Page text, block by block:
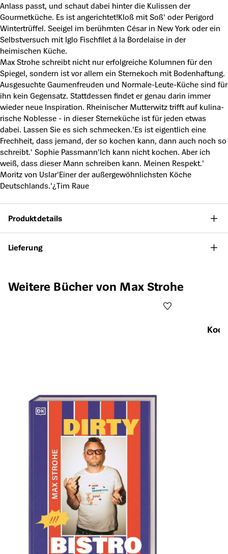
Anlass passt, und schaut dabei hinter die Kulissen der
Gourmetküche. Es ist angerichtet!Kloß mit Soß' oder Perigord
Wintertrüffel. Seeigel im berühmten César in New York oder ein
Selbstversuch mit Iglo Fischfilet á la Bordelaise in der
heimischen Küche.
Max Strohe schreibt nicht nur erfolgreiche Kolumnen für den
Spiegel, sondern ist vor allem ein Sternekoch mit Bodenhaftung.
Ausgesuchte Gaumenfreuden und Normale-­Leute-­Küche sind für
ihn kein Gegensatz. Stattdessen findet er genau darin immer
wieder neue In­spiration. Rheinischer Mutterwitz trifft auf kulina­
rische Noblesse - in dieser Sterne­küche ist für jeden etwas
dabei. Lassen Sie es sich schmecken.'Es ist eigentlich eine
Frechheit, dass jemand, der so kochen kann, dann auch noch so
schreibt.' Sophie Passmann'Ich kann nicht kochen. Aber ich
weiß, dass dieser Mann schreiben kann. Meinen Respekt.'
Moritz von Uslar'Einer der außergewöhnlichsten Köche
Deutschlands.'¿Tim Raue
Produktdetails
Lieferung
Produktgalerie überspringen
Weitere Bücher von Max Strohe